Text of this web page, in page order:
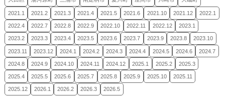
2021.1 2021.2 2021.3 2021.4 2021.5 2021.6 2021.10 2021.12 2022.1
2022.4 2022.7 2022.8 2022.9 2022.10 2022.11 2022.12 2023.1
2023.2 2023.3 2023.4 2023.5 2023.6 2023.7 2023.9 2023.8 2023.10
2023.11 2023.12 2024.1 2024.2 2024.3 2024.4 2024.5 2024.6 2024.7
2024.8 2024.9 2024.10 2024.11 2024.12 2025.1 2025.2 2025.3
2025.4 2025.5 2025.6 2025.7 2025.8 2025.9 2025.10 2025.11
2025.12 2026.1 2026.2 2026.3 2026.5